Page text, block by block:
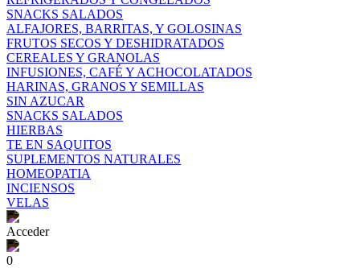
SNACKS SALADOS
ALFAJORES, BARRITAS, Y GOLOSINAS
FRUTOS SECOS Y DESHIDRATADOS
CEREALES Y GRANOLAS
INFUSIONES, CAFÉ Y ACHOCOLATADOS
HARINAS, GRANOS Y SEMILLAS
SIN AZUCAR
SNACKS SALADOS
HIERBAS
TE EN SAQUITOS
SUPLEMENTOS NATURALES
HOMEOPATIA
INCIENSOS
VELAS
Acceder
0